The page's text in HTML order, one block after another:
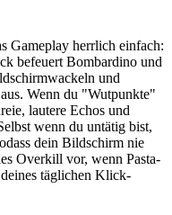
Gameplay herrlich einfach:
befeuert Bombardino und
und
Wenn du "Wutpunkte"
lautere Echos und
wenn du untätig bist,
dein Bildschirm nie
Overkill vor, wenn Pasta-
täglichen Klick-